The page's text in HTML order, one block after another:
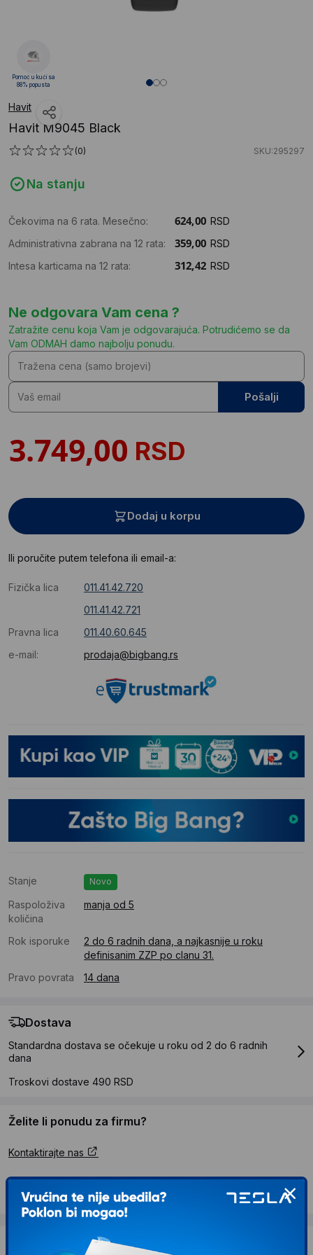
Havit
Havit M9045 Black
(0) SKU:295297
Na stanju
Čekovima na 6 rata. Mesečno:
RSD
Administrativna zabrana na 12 rata:
RSD
Intesa karticama na 12 rata:
RSD
Ne odgovara Vam cena ?
Zatražite cenu koja Vam je odgovarajuća. Potrudićemo se da
Vam ODMAH damo najbolju ponudu.
Pošalji
RSD
Dodaj u korpu
Ili poručite putem telefona ili email-a:
Fizička lica
011.41.42.720
011.41.42.721
Pravna lica
011.40.60.645
e-mail:
prodaja@bigbang.rs
Stanje Novo
Raspoloživa
količina
manja od 5
Rok isporuke
2 do 6 radnih dana, a najkasnije u roku
definisanim ZZP po clanu 31.
Pravo povrata
14 dana
Dostava
Standardna dostava se očekuje u roku od 2 do 6 radnih
dana
Troskovi dostave 490 RSD
Želite li ponudu za firmu?
Kontaktirajte nas
Pomoć u kući sa
88% popusta
Opis proizvoda Havit M9045 Black
Dostava i povrat